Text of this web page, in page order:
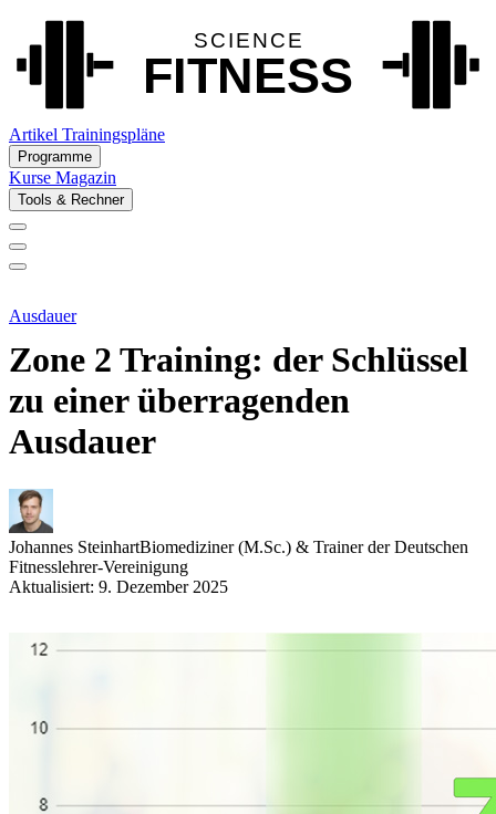
Artikel Trainingspläne
Programme
Kurse Magazin
Tools & Rechner
Ausdauer
Zone 2 Training: der Schlüssel
zu einer überragenden
Ausdauer
Johannes SteinhartBiomediziner (M.Sc.) & Trainer der Deutschen
Fitnesslehrer-Vereinigung
Aktualisiert: 9. Dezember 2025